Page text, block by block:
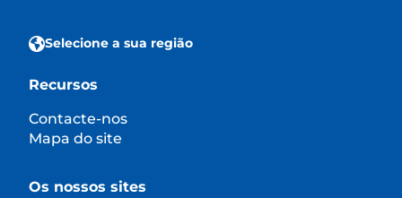
Selecione a sua região
Recursos
Contacte-nos
Mapa do site
Os nossos sites